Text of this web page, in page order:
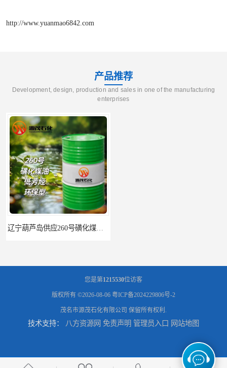
http://www.yuanmao6842.com
产品推荐
Development, design, production and sales in one of the manufacturing
enterprises
您是第1215530位访客
版权所有 ©2026-08-06 粤ICP备2024229806号-2
茂名市源茂石化有限公司 保留所有权利.
技术支持： 八方资源网 免责声明 管理员入口 网站地图